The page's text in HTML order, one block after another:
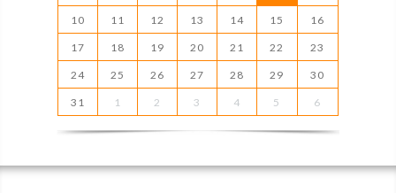
10 11 12 13 14 15 16
17 18 19 20 21 22 23
24 25 26 27 28 29 30
31 1 2 3 4 5 6